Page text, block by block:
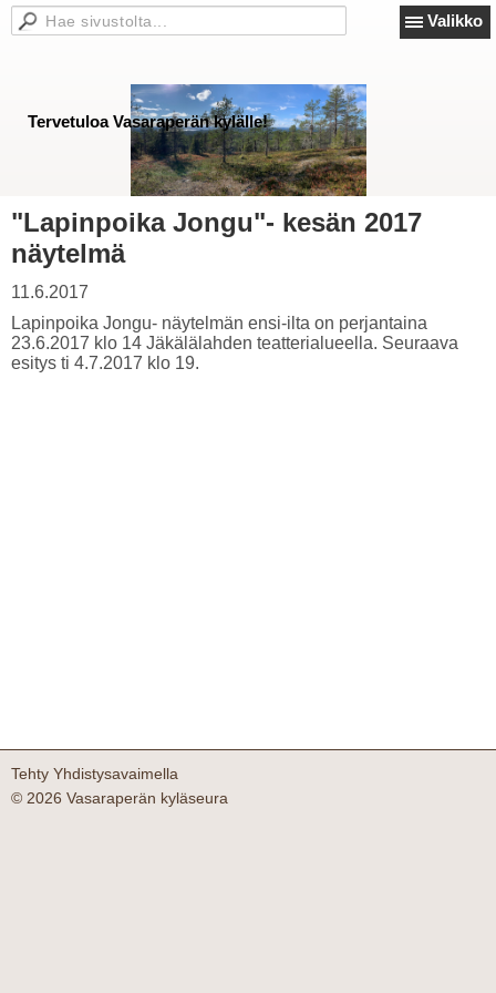
Valikko
Tervetuloa Vasaraperän kylälle!
"Lapinpoika Jongu"- kesän 2017
näytelmä
11.6.2017
Lapinpoika Jongu- näytelmän ensi-ilta on perjantaina
23.6.2017 klo 14 Jäkälälahden teatterialueella. Seuraava
esitys ti 4.7.2017 klo 19.
Tehty Yhdistysavaimella
© 2026 Vasaraperän kyläseura